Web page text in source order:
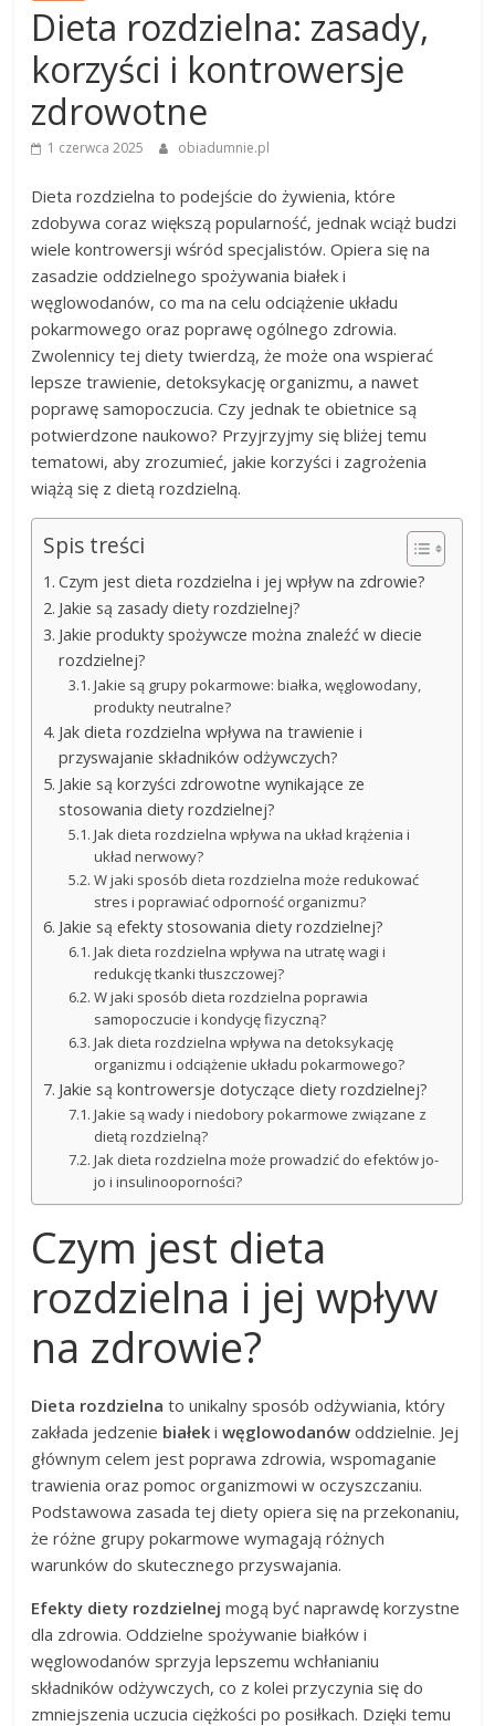
Dieta rozdzielna: zasady,
korzyści i kontrowersje
zdrowotne
1 czerwca 2025 obiadumnie.pl
Dieta rozdzielna to podejście do żywienia, które
zdobywa coraz większą popularność, jednak wciąż budzi
wiele kontrowersji wśród specjalistów. Opiera się na
zasadzie oddzielnego spożywania białek i
węglowodanów, co ma na celu odciążenie układu
pokarmowego oraz poprawę ogólnego zdrowia.
Zwolennicy tej diety twierdzą, że może ona wspierać
lepsze trawienie, detoksykację organizmu, a nawet
poprawę samopoczucia. Czy jednak te obietnice są
potwierdzone naukowo? Przyjrzyjmy się bliżej temu
tematowi, aby zrozumieć, jakie korzyści i zagrożenia
wiążą się z dietą rozdzielną.
Spis treści
Czym jest dieta rozdzielna i jej wpływ na zdrowie?
Jakie są zasady diety rozdzielnej?
Jakie produkty spożywcze można znaleźć w diecie
rozdzielnej?
Jakie są grupy pokarmowe: białka, węglowodany,
produkty neutralne?
Jak dieta rozdzielna wpływa na trawienie i
przyswajanie składników odżywczych?
Jakie są korzyści zdrowotne wynikające ze
stosowania diety rozdzielnej?
Jak dieta rozdzielna wpływa na układ krążenia i
układ nerwowy?
W jaki sposób dieta rozdzielna może redukować
stres i poprawiać odporność organizmu?
Jakie są efekty stosowania diety rozdzielnej?
Jak dieta rozdzielna wpływa na utratę wagi i
redukcję tkanki tłuszczowej?
W jaki sposób dieta rozdzielna poprawia
samopoczucie i kondycję fizyczną?
Jak dieta rozdzielna wpływa na detoksykację
organizmu i odciążenie układu pokarmowego?
Jakie są kontrowersje dotyczące diety rozdzielnej?
Jakie są wady i niedobory pokarmowe związane z
dietą rozdzielną?
Jak dieta rozdzielna może prowadzić do efektów jo-
jo i insulinooporności?
Czym jest dieta
rozdzielna i jej wpływ
na zdrowie?
Dieta rozdzielna to unikalny sposób odżywiania, który
zakłada jedzenie białek iwęglowodanów oddzielnie. Jej
głównym celem jest poprawa zdrowia, wspomaganie
trawienia oraz pomoc organizmowi w oczyszczaniu.
Podstawowa zasada tej diety opiera się na przekonaniu,
że różne grupy pokarmowe wymagają różnych
warunków do skutecznego przyswajania.
Efekty diety rozdzielnej mogą być naprawdę korzystne
dla zdrowia. Oddzielne spożywanie białków i
węglowodanów sprzyja lepszemu wchłanianiu
składników odżywczych, co z kolei przyczynia się do
zmniejszenia uczucia ciężkości po posiłkach. Dzięki temu